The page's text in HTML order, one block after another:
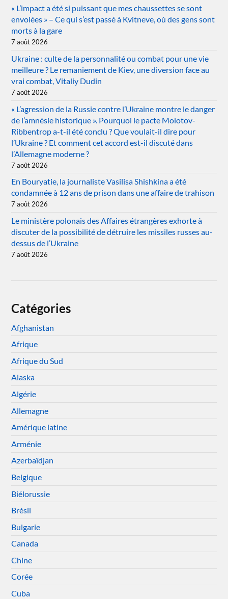
« L’impact a été si puissant que mes chaussettes se sont
envolées » – Ce qui s’est passé à Kvitneve, où des gens sont
morts à la gare
7 août 2026
Ukraine : culte de la personnalité ou combat pour une vie
meilleure ? Le remaniement de Kiev, une diversion face au
vrai combat, Vitaliy Dudin
7 août 2026
« L’agression de la Russie contre l’Ukraine montre le danger
de l’amnésie historique ». Pourquoi le pacte Molotov-
Ribbentrop a-t-il été conclu ? Que voulait-il dire pour
l’Ukraine ? Et comment cet accord est-il discuté dans
l’Allemagne moderne ?
7 août 2026
En Bouryatie, la journaliste Vasilisa Shishkina a été
condamnée à 12 ans de prison dans une affaire de trahison
7 août 2026
Le ministère polonais des Affaires étrangères exhorte à
discuter de la possibilité de détruire les missiles russes au-
dessus de l’Ukraine
7 août 2026
Catégories
Afghanistan
Afrique
Afrique du Sud
Alaska
Algérie
Allemagne
Amérique latine
Arménie
Azerbaïdjan
Belgique
Biélorussie
Brésil
Bulgarie
Canada
Chine
Corée
Cuba